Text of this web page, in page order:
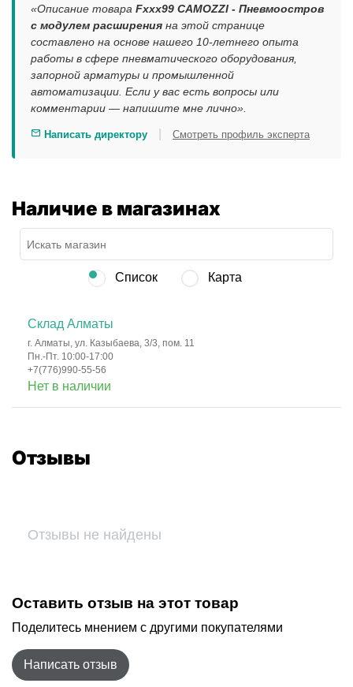
«Описание товара Fxxx99 CAMOZZI - Пневмоостров
с модулем расширения на этой странице
составлено на основе нашего 10-летнего опыта
работы в сфере пневматического оборудования,
запорной арматуры и промышленной
автоматизации. Если у вас есть вопросы или
комментарии — напишите мне лично».
Написать директору Смотреть профиль эксперта
Наличие в магазинах
Список Карта
Склад Алматы
г. Алматы, ул. Казыбаева, 3/3, пом. 11
Пн.-Пт. 10:00-17:00
+7(776)990-55-56
Нет в наличии
Отзывы
Отзывы не найдены
Оставить отзыв на этот товар
Поделитесь мнением с другими покупателями
Написать отзыв